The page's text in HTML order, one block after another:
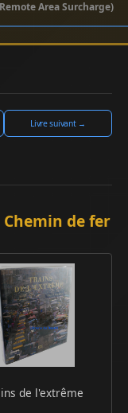
Area Surcharge)
Livre suivant →
de fer
de l'extrême